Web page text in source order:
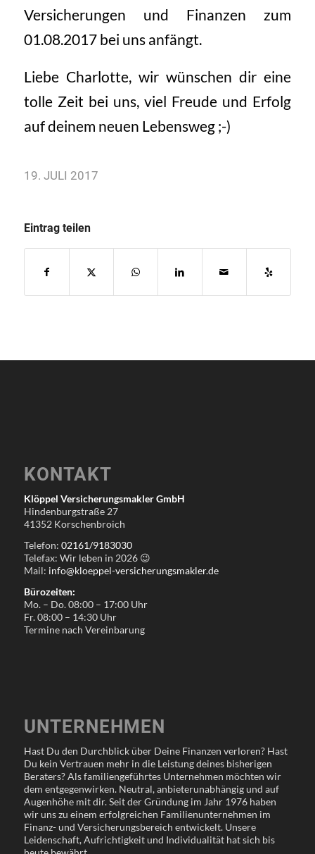
Versicherungen und Finanzen zum
01.08.2017 bei uns anfängt.
Liebe Charlotte, wir wünschen dir eine
tolle Zeit bei uns, viel Freude und Erfolg
auf deinem neuen Lebensweg ;-)
19. JULI 2017
Eintrag teilen
KONTAKT
Klöppel Versicherungsmakler GmbH
Hindenburgstraße 27
41352 Korschenbroich
Telefon: 02161/9183030
Telefax: Wir leben in 2026 😉
Mail: info@kloeppel-versicherungsmakler.de
Bürozeiten:
Mo. – Do. 08:00 – 17:00 Uhr
Fr. 08:00 – 14:30 Uhr
Termine nach Vereinbarung
UNTERNEHMEN
Hast Du den Durchblick über Deine Finanzen verloren? Hast
Du kein Vertrauen mehr in die Leistung deines bisherigen
Beraters? Als familiengeführtes Unternehmen möchten wir
dem entgegenwirken. Neutral, anbieterunabhängig und auf
Augenhöhe mit dir. Seit der Gründung im Jahr 1976 haben
wir uns zu einem erfolgreichen Familienunternehmen im
Finanz- und Versicherungsbereich entwickelt. Unsere
Leidenschaft, Aufrichtigkeit und Individualität hat sich bis